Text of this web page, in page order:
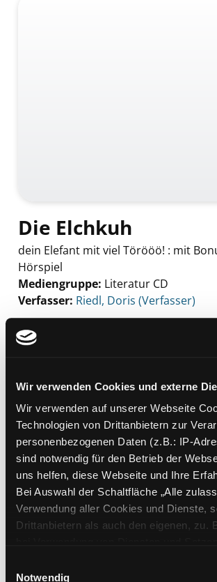
Wir verwenden Cookies und externe
Wir verwenden auf unserer Webseite
Technologien von Drittanbietern zur
personenbezogenen Daten (z.B.: IP-
sind notwendig für den Betrieb der
uns helfen, diese Webseite und Ihre
Bei Auswahl der Schaltfläche „Alle
Verwendung aller Cookies und Dienste,
Drittanbietern als auch den eigenen, zu.
(Länder außerhalb des EWR ohne
Notwendig
Die Elchkuh
dein Elefant mit viel Törööö! : mit
Hörspiel
Mediengruppe: Literatur CD
Verfasser: Suche nach diesem
Riedl, Doris (Verfasser)
Beschreibung ein-/ausblenden
Exemplare
Zweigstelle:Zanklhof
Signatur:TD.JE.M RIE
Standort 2: Ausleihe
Status: Verfügbar
Frist: